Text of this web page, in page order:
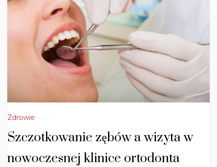
Zdrowie
Szczotkowanie zębów a wizyta w
nowoczesnej klinice ortodonta